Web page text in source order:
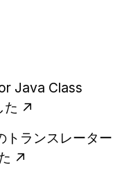
Java Class
た
ランスレーター